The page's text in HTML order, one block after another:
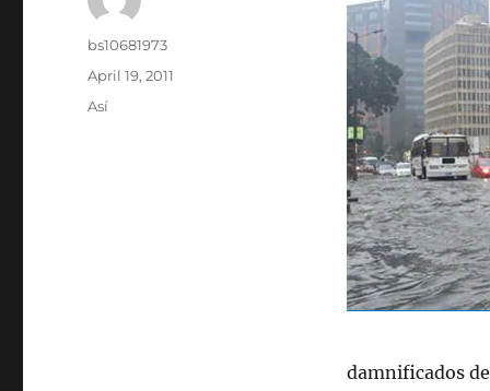
damnificados
Author
bs10681973
Posted
April 19, 2011
Categories
Así